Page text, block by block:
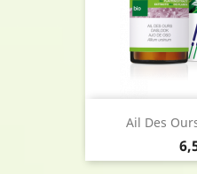
Ail Des